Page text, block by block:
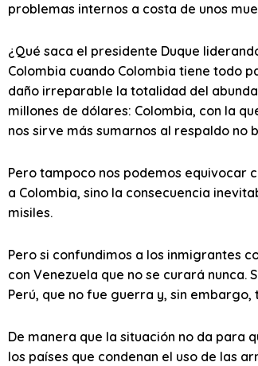
problemas internos a costa de unos
¿Qué saca el presidente Duque
Colombia cuando Colombia tiene todo
daño irreparable la totalidad del
millones de dólares: Colombia, con la
nos sirve más sumarnos al respaldo no
Pero tampoco nos podemos equivocar
a Colombia, sino la consecuencia
misiles.
Pero si confundimos a los inmigrantes
con Venezuela que no se curará nunca.
Perú, que no fue guerra y, sin
De manera que la situación no da para
los países que condenan el uso de las